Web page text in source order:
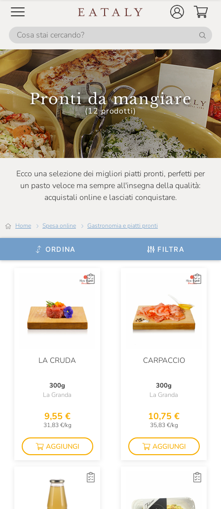
Pronti da mangiare
(12 prodotti)
Ecco una selezione dei migliori piatti pronti, perfetti per
un pasto veloce ma sempre all'insegna della qualità:
acquistali online e lasciati conquistare.
Home Spesa online Gastronomia e piatti pronti
ORDINA FILTRA
LA CRUDA
300g
La Granda
9,55 €
31,83 €/kg
AGGIUNGI
CARPACCIO
300g
La Granda
10,75 €
35,83 €/kg
AGGIUNGI